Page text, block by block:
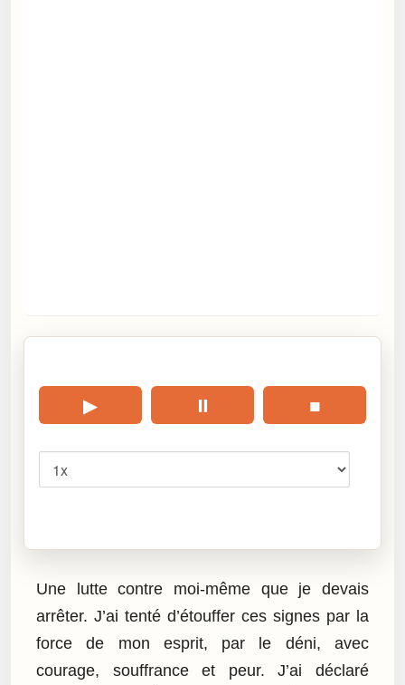
▶ ⏸ ■
Une lutte contre moi-même que je devais
arrêter. J’ai tenté d’étouffer ces signes par la
force de mon esprit, par le déni, avec
courage, souffrance et peur. J’ai déclaré